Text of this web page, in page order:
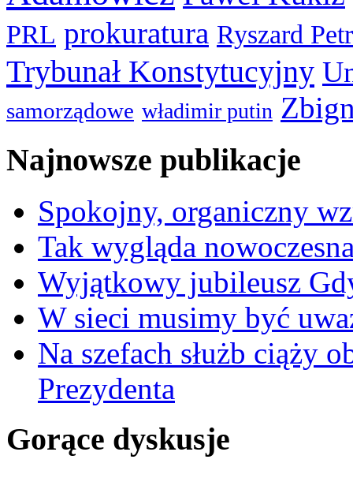
PRL prokuratura Ryszard
Trybunał Konstytucyjny
samorządowe władimir putin
Najnowsze publikacje
Spokojny, organiczny
Tak wygląda
Wyjątkowy jubileusz
W sieci musimy być
Na szefach służb ciąży
Prezydenta
Gorące dyskusje